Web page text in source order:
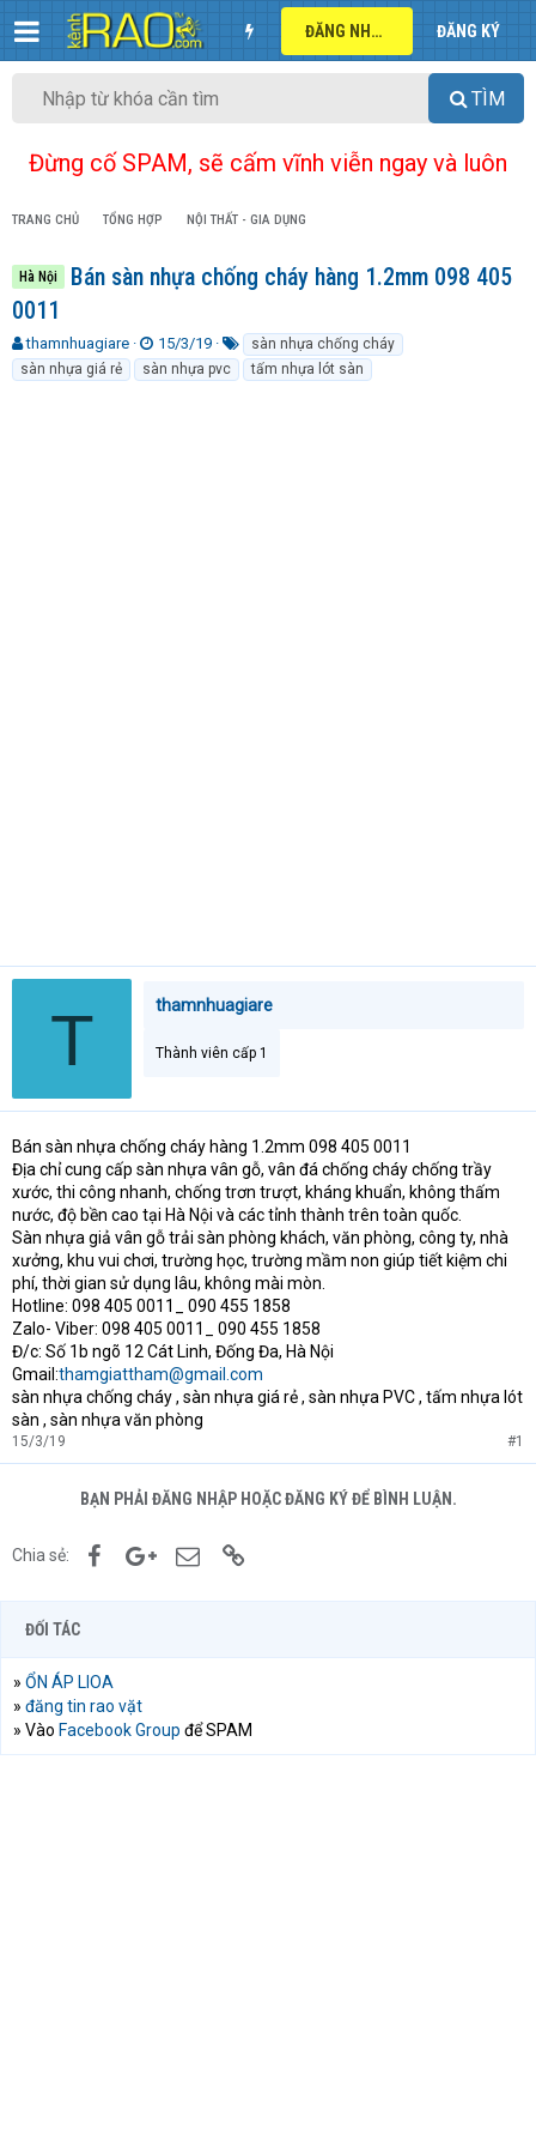
ĐĂNG NHẬP ĐĂNG KÝ
TÌM
Đừng cố SPAM, sẽ cấm vĩnh viễn ngay và luôn
TRANG CHỦ TỔNG HỢP NỘI THẤT - GIA DỤNG
Hà Nội
Bán sàn nhựa chống cháy hàng 1.2mm 098 405
0011
T
h
r
thamnhuagiare
N
g
à
15/3/19
ừ
k
sàn nhựa chống cháy
sàn nhựa giá rẻ
sàn nhựa pvc tấm nhựa lót sàn
T thamnhuagiare
Thành viên cấp 1
Bán sàn nhựa chống cháy hàng 1.2mm 098 405 0011
Địa chỉ cung cấp sàn nhựa vân gỗ, vân đá chống cháy chống trầy
xước, thi công nhanh, chống trơn trượt, kháng khuẩn, không thấm
nước, độ bền cao tại Hà Nội và các tỉnh thành trên toàn quốc.
Sàn nhựa giả vân gỗ trải sàn phòng khách, văn phòng, công ty, nhà
xưởng, khu vui chơi, trường học, trường mầm non giúp tiết kiệm chi
phí, thời gian sử dụng lâu, không mài mòn.
Hotline: 098 405 0011_ 090 455 1858
Zalo- Viber: 098 405 0011_ 090 455 1858
Đ/c: Số 1b ngõ 12 Cát Linh, Đống Đa, Hà Nội
Gmail:thamgiattham@gmail.com
sàn nhựa chống cháy , sàn nhựa giá rẻ , sàn nhựa PVC , tấm nhựa lót
sàn , sàn nhựa văn phòng
15/3/19 #1
BẠN PHẢI ĐĂNG NHẬP HOẶC ĐĂNG KÝ ĐỂ BÌNH LUẬN.
Chia sẻ: FacebookGoogle+Email
ĐỐI TÁC
» ỔN ÁP LIOA
» đăng tin rao vặt
» Vào Facebook Group để SPAM